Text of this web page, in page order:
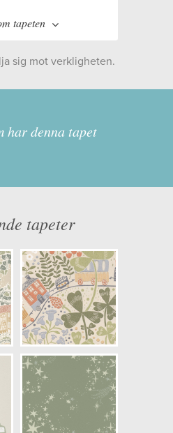
tapeten
Resan
0,53
29014
S7020-R90B
Gul, Rosa
Fordon
kr
färghandlare för
sig mot verkligheten.
har denna tapet
tapeter